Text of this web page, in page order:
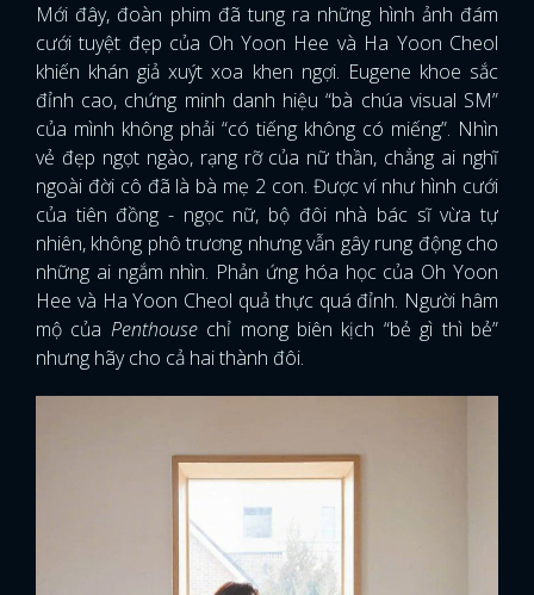
Mới đây, đoàn phim đã tung ra những hình ảnh đám
cưới tuyệt đẹp của Oh Yoon Hee và Ha Yoon Cheol
khiến khán giả xuýt xoa khen ngợi. Eugene khoe sắc
đỉnh cao, chứng minh danh hiệu “bà chúa visual SM”
của mình không phải “có tiếng không có miếng”. Nhìn
vẻ đẹp ngọt ngào, rạng rỡ của nữ thần, chẳng ai nghĩ
ngoài đời cô đã là bà mẹ 2 con. Được ví như hình cưới
của tiên đồng - ngọc nữ, bộ đôi nhà bác sĩ vừa tự
nhiên, không phô trương nhưng vẫn gây rung động cho
những ai ngắm nhìn. Phản ứng hóa học của Oh Yoon
Hee và Ha Yoon Cheol quả thực quá đỉnh. Người hâm
mộ của Penthousechỉ mong biên kịch “bẻ gì thì bẻ”
nhưng hãy cho cả hai thành đôi.